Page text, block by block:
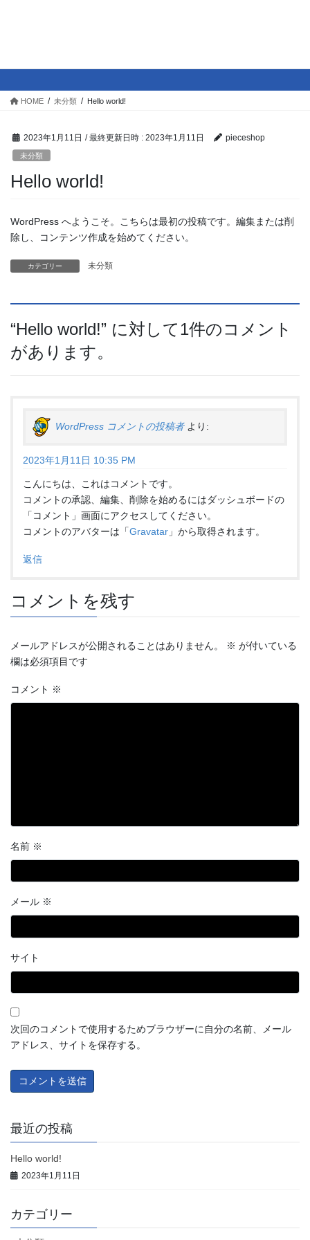
HOME 未分類 Hello world!
2023年1月11日 / 最終更新日時 : 2023年1月11日 pieceshop
未分類
Hello world!
WordPress へようこそ。こちらは最初の投稿です。編集または削
除し、コンテンツ作成を始めてください。
カテゴリー 未分類
“Hello world!” に対して1件のコメント
があります。
WordPress コメントの投稿者 より:
2023年1月11日 10:35 PM
こんにちは、これはコメントです。
コメントの承認、編集、削除を始めるにはダッシュボードの
「コメント」画面にアクセスしてください。
コメントのアバターは「Gravatar 」から取得されます。
返信
コメントを残す
メールアドレスが公開されることはありません。 ※ が付いている
欄は必須項目です
コメント ※
名前 ※
メール ※
サイト
次回のコメントで使用するためブラウザーに自分の名前、メール
アドレス、サイトを保存する。
最近の投稿
Hello world!
2023年1月11日
カテゴリー